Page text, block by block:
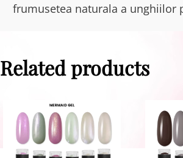
frumusetea naturala a unghiilor
Related products